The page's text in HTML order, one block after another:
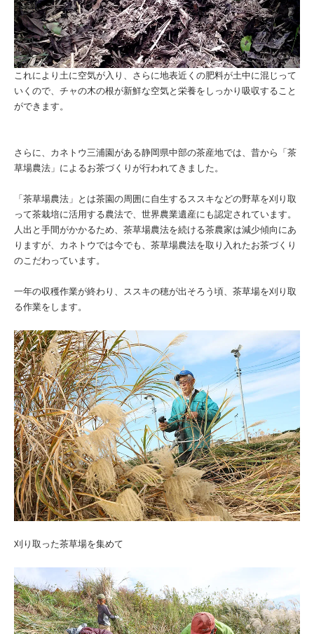
これにより土に空気が入り、さらに地表近くの肥料が土中に混じって
いくので、チャの木の根が新鮮な空気と栄養をしっかり吸収すること
ができます。
さらに、カネトウ三浦園がある静岡県中部の茶産地では、昔から「茶
草場農法」によるお茶づくりが行われてきました。
「茶草場農法」とは茶園の周囲に自生するススキなどの野草を刈り取
って茶栽培に活用する農法で、 世界農業遺産にも認定されています。
人出と手間がかかるため、茶草場農法を続ける茶農家は減少傾向にあ
りますが、カネトウでは今でも、茶草場農法を取り入れたお茶づくり
のこだわっています。
一年の収穫作業が終わり、ススキの穂が出そろう頃、茶草場を刈り取
る作業をします。
刈り取った茶草場を集めて